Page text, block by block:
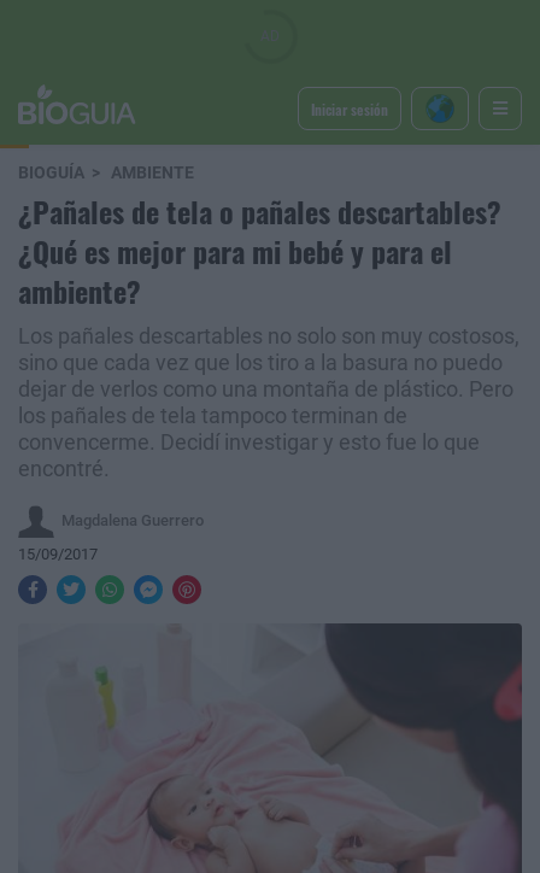
Iniciar sesión
BIOGUÍA AMBIENTE
¿Pañales de tela o pañales descartables?
¿Qué es mejor para mi bebé y para el
ambiente?
Los pañales descartables no solo son muy costosos,
sino que cada vez que los tiro a la basura no puedo
dejar de verlos como una montaña de plástico. Pero
los pañales de tela tampoco terminan de
convencerme. Decidí investigar y esto fue lo que
encontré.
Magdalena Guerrero
15/09/2017